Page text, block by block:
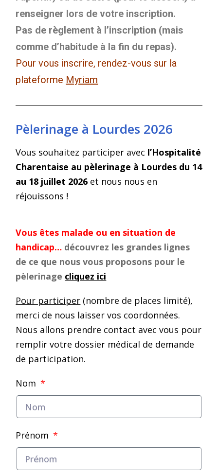
renseigner lors de votre inscription.
Pas de règlement à l’inscription (mais
comme d’habitude à la fin du repas).
Pour vous inscrire, rendez-vous sur la
plateforme Myriam
Pèlerinage à Lourdes 2026
Vous souhaitez participer avec l’Hospitalité
Charentaise au pèlerinage à Lourdes du 14
au 18 juillet 2026 et nous nous en
réjouissons !
Vous êtes malade ou en situation de
handicap… découvrez les grandes lignes
de ce que nous vous proposons pour le
pèlerinage cliquez ici
Pour participer (nombre de places limité),
merci de nous laisser vos coordonnées.
Nous allons prendre contact avec vous pour
remplir votre dossier médical de demande
de participation.
Nom
Prénom